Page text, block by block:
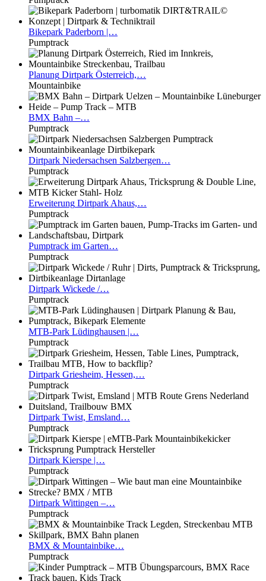
Bikepark Paderborn |…
Pumptrack
Planung Dirtpark Österreich,…
Mountainbike
BMX Bahn –…
Pumptrack
Dirtpark Niedersachsen Salzbergen…
Pumptrack
Erweiterung Dirtpark Ahaus,…
Pumptrack
Pumptrack im Garten…
Pumptrack
Dirtpark Wickede /…
Pumptrack
MTB-Park Lüdinghausen |…
Pumptrack
Dirtpark Griesheim, Hessen,…
Pumptrack
Dirtpark Twist, Emsland…
Pumptrack
Dirtpark Kierspe |…
Pumptrack
Dirtpark Wittingen –…
Pumptrack
BMX & Mountainbike…
Pumptrack